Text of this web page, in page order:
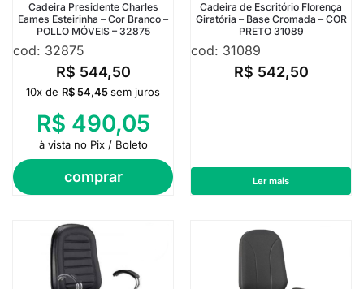
Cadeira Presidente Charles
Eames Esteirinha – Cor Branco –
POLLO MÓVEIS – 32875
cod: 32875
R$ 544,50
comprar
10x de R$54,45sem juros
R$ 490,05
à vista no Pix / Boleto
Cadeira de Escritório Florença
Giratória – Base Cromada – COR
PRETO 31089
cod: 31089
R$ 542,50
Ler mais